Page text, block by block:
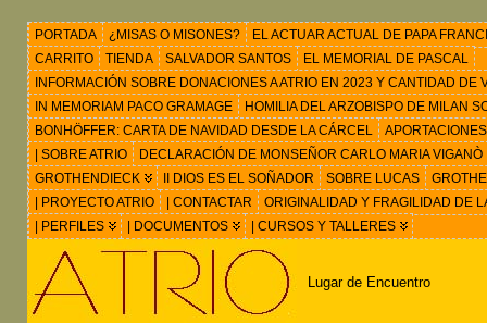
PORTADA ¿MISAS O MISONES?
EL ACTUAR ACTUAL DE PAPA
CARRITO
TIENDA SALVADOR SANTOS
EL MEMORIAL DE PASCAL
INFORMACIÓN SOBRE DONACIONES A ATRIO EN 2023 Y CANTIDAD
IN MEMORIAM PACO GRAMAGE
HOMILIA DEL ARZOBISPO DE MILAN
BONHÖFFER: CARTA DE NAVIDAD DESDE LA CÁRCEL
| SOBRE ATRIO
DECLARACIÓN DE MONSEÑOR CARLO MARIA VIGANÒ
GROTHENDIECK
II DIOS ES EL SOÑADOR SOBRE LUCAS
| PROYECTO ATRIO
| CONTACTAR
ORIGINALIDAD Y FRAGILIDAD DE
| PERFILES
| DOCUMENTOS | CURSOS Y TALLERES
Lugar de Encuentro